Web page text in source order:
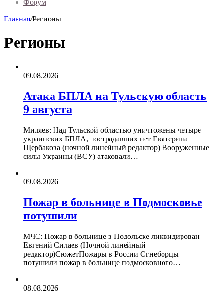
Форум
Главная/Регионы
Регионы
09.08.2026
Атака БПЛА на Тульскую область
9 августа
Миляев: Над Тульской областью уничтожены четыре
украинских БПЛА, пострадавших нет Екатерина
Щербакова (ночной линейный редактор) Вооруженные
силы Украины (ВСУ) атаковали…
09.08.2026
Пожар в больнице в Подмосковье
потушили
МЧС: Пожар в больнице в Подольске ликвидирован
Евгений Силаев (Ночной линейный
редактор)СюжетПожары в России Огнеборцы
потушили пожар в больнице подмосковного…
08.08.2026